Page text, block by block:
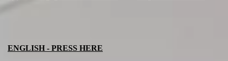
ENGLISH - PRESS HERE